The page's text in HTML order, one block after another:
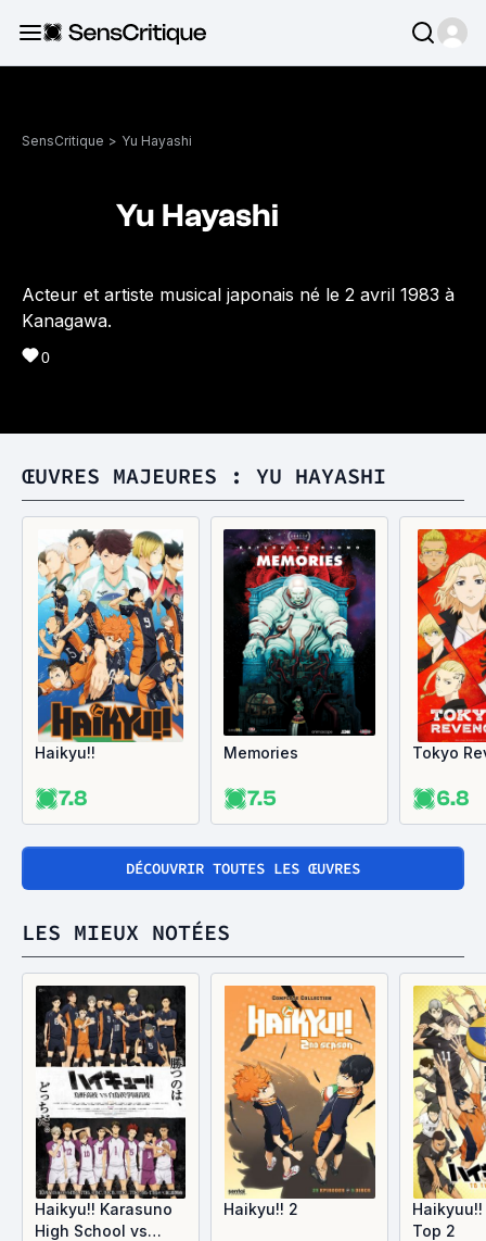
SensCritique > Yu Hayashi
Yu Hayashi
Acteur et artiste musical japonais né le 2 avril 1983 à
Kanagawa.
0
ŒUVRES MAJEURES : YU HAYASHI
Haikyu!!
7.8
Memories
7.5
Tokyo
6.8
DÉCOUVRIR TOUTES LES ŒUVRES
LES MIEUX NOTÉES
Haikyu!! Karasuno
High School vs
Haikyu!! 2
Top 2